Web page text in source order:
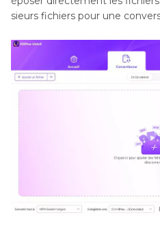
sieurs fichiers pour une